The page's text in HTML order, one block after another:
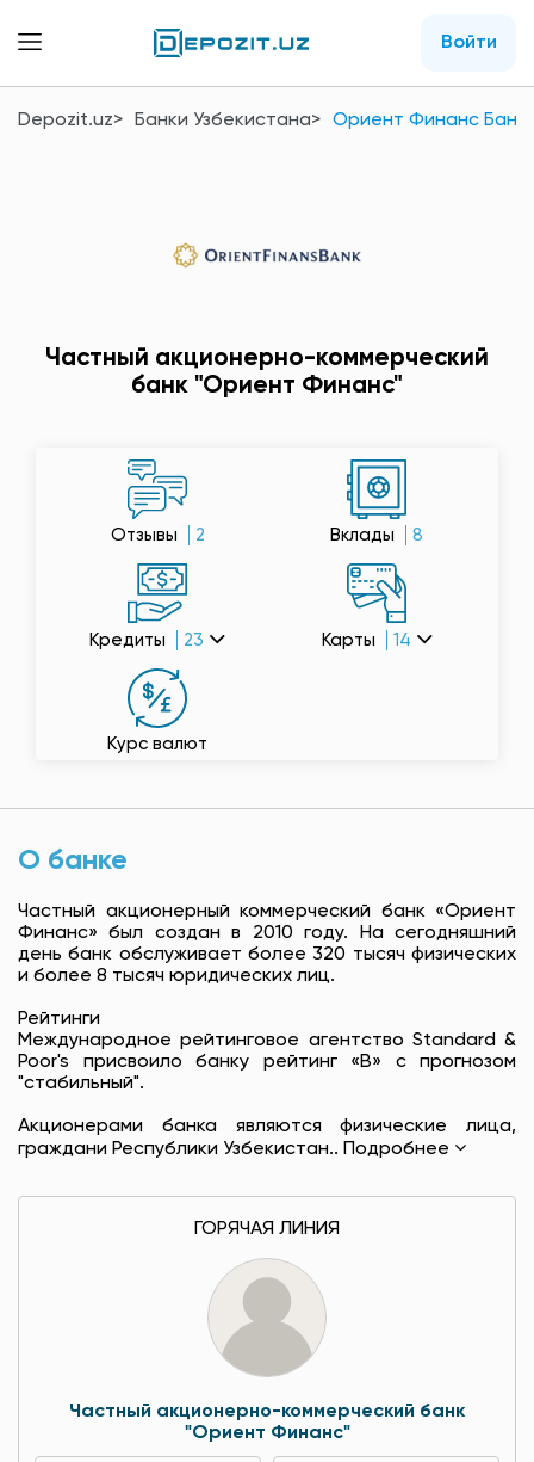
Войти
Depozit.uz Банки Узбекистана Ориент Финанс Банк
Частный акционерно-коммерческий
банк "Ориент Финанс"
Отзывы 2 Вклады 8
Кредиты 23 Карты 14
Курс валют
О банке
Частный акционерный коммерческий банк «Ориент
Финанс» был создан в 2010 году. На сегодняшний
день банк обслуживает более 320 тысяч физических
и более 8 тысяч юридических лиц.
Рейтинги
Международное рейтинговое агентство Standard &
Poor's присвоило банку рейтинг «B» с прогнозом
"стабильный".
Акционерами банка являются физические лица,
граждани Республики Узбекистан.. Подробнее
ГОРЯЧАЯ ЛИНИЯ
Частный акционерно-коммерческий банк
"Ориент Финанс"